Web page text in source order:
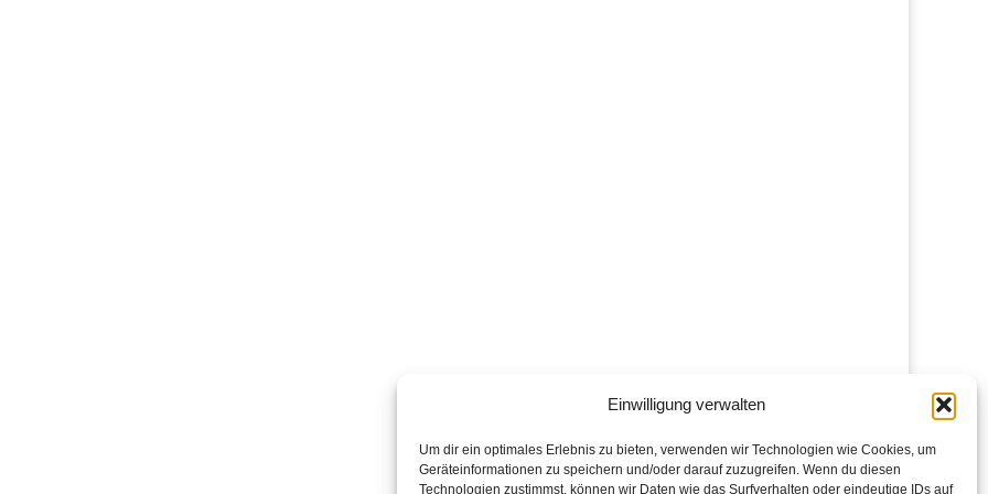
Einwilligung verwalten
Um dir ein optimales Erlebnis zu bieten, verwenden wir Technologien wie Cookies, um
Geräteinformationen zu speichern und/oder darauf zuzugreifen. Wenn du diesen
Technologien zustimmst, können wir Daten wie das Surfverhalten oder eindeutige IDs auf